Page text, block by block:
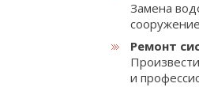
Замена
Ремонт
и